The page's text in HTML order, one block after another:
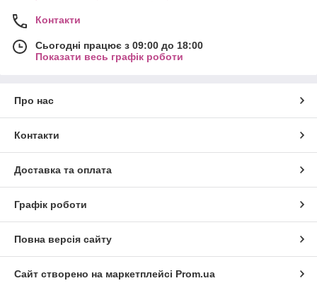
Контакти
Сьогодні працює з 09:00 до 18:00
Показати весь графік роботи
Про нас
Контакти
Доставка та оплата
Графік роботи
Повна версія сайту
Сайт створено на маркетплейсі Prom.ua